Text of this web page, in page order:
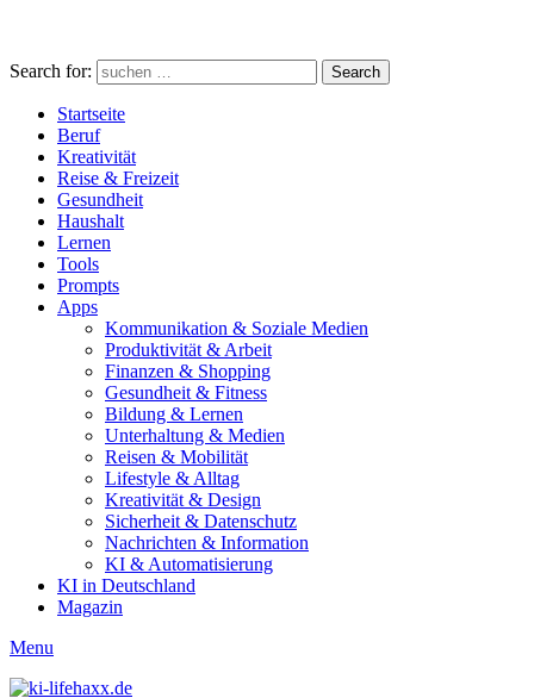
Search for: Search
Startseite
Beruf
Kreativität
Reise & Freizeit
Gesundheit
Haushalt
Lernen
Tools
Prompts
Apps
Kommunikation & Soziale Medien
Produktivität & Arbeit
Finanzen & Shopping
Gesundheit & Fitness
Bildung & Lernen
Unterhaltung & Medien
Reisen & Mobilität
Lifestyle & Alltag
Kreativität & Design
Sicherheit & Datenschutz
Nachrichten & Information
KI & Automatisierung
KI in Deutschland
Magazin
Menu